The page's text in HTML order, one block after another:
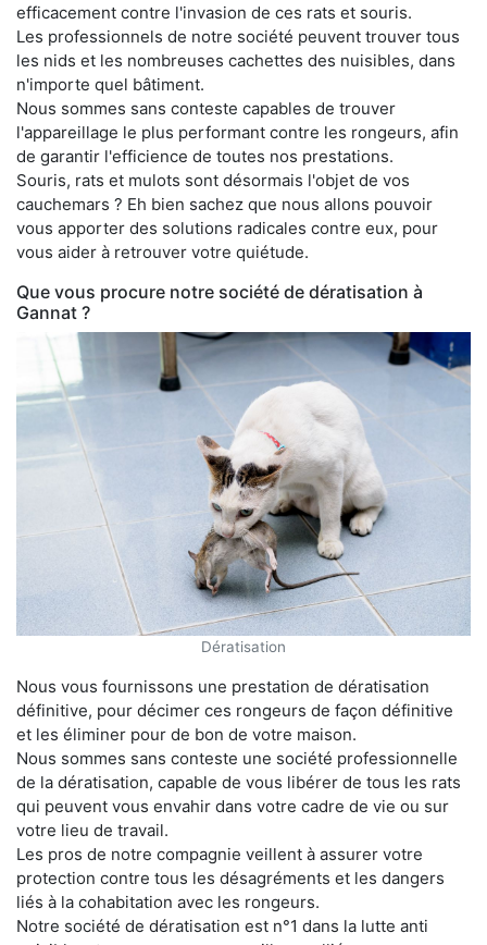
efficacement contre l'invasion de ces rats et souris.
Les professionnels de notre société peuvent trouver tous
les nids et les nombreuses cachettes des nuisibles, dans
n'importe quel bâtiment.
Nous sommes sans conteste capables de trouver
l'appareillage le plus performant contre les rongeurs, afin
de garantir l'efficience de toutes nos prestations.
Souris, rats et mulots sont désormais l'objet de vos
cauchemars ? Eh bien sachez que nous allons pouvoir
vous apporter des solutions radicales contre eux, pour
vous aider à retrouver votre quiétude.
Que vous procure notre société de dératisation à
Gannat ?
Dératisation
Nous vous fournissons une prestation de dératisation
définitive, pour décimer ces rongeurs de façon définitive
et les éliminer pour de bon de votre maison.
Nous sommes sans conteste une société professionnelle
de la dératisation, capable de vous libérer de tous les rats
qui peuvent vous envahir dans votre cadre de vie ou sur
votre lieu de travail.
Les pros de notre compagnie veillent à assurer votre
protection contre tous les désagréments et les dangers
liés à la cohabitation avec les rongeurs.
Notre société de dératisation est n°1 dans la lutte anti